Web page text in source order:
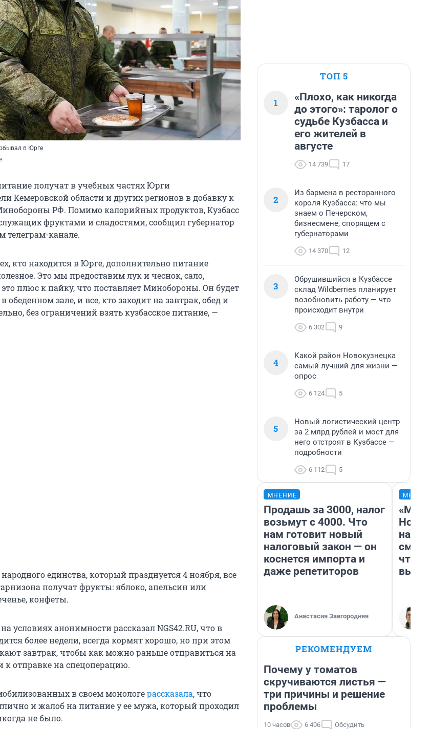
в Юрге
получат в учебных частях Юрги
Кемеровской области и других регионов в добавку к
РФ. Помимо калорийных продуктов, Кузбасс
фруктами и сладостями, сообщил губернатор
телеграм-канале.
кто находится в Юрге, дополнительно питание
Это мы предоставим лук и чеснок, сало,
плюс к пайку, что поставляет Минобороны. Он будет
обеденном зале, и все, кто заходит на завтрак, обед и
без ограничений взять кузбасское питание, —
единства, который празднуется 4 ноября, все
получат фрукты: яблоко, апельсин или
конфеты.
условиях анонимности рассказал NGS42.RU, что в
более недели, всегда кормят хорошо, но при этом
завтрак, чтобы как можно раньше отправиться на
к отправке на спецоперацию.
в своем монологерассказала, что
и жалоб на питание у ее мужа, который проходил
не было.
ТОП 5
1
«Плохо, как никогда
до этого»: таролог о
судьбе Кузбасса и
его жителей в
августе
14 739 17
2
Из бармена в ресторанного
короля Кузбасса: что мы
знаем о Печерском,
бизнесмене, спорящем с
губернаторами
14 370 12
3
Обрушившийся в Кузбассе
склад Wildberries планирует
возобновить работу — что
происходит внутри
6 302 9
4
Какой район Новокузнецка
самый лучший для жизни —
опрос
6 124 5
5
Новый логистический центр
за 2 млрд рублей и мост для
него отстроят в Кузбассе —
подробности
6 112 5
МНЕНИЕ
Продашь за 3000, налог
возьмут с 4000. Что
нам готовит новый
налоговый закон — он
коснется импорта и
даже репетиторов
Анастасия Завгородняя
«Мы
РЕКОМЕНДУЕМ
Почему у томатов
скручиваются листья —
три причины и решение
проблемы
10 часов 6 406 Обсудить